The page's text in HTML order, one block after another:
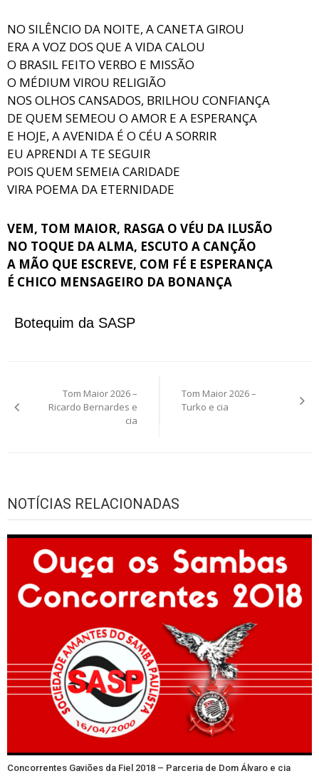
NO SILÊNCIO DA NOITE, A CANETA GIROU
ERA A VOZ DOS QUE A VIDA CALOU
O BRASIL FEITO VERBO E MISSÃO
O MÉDIUM VIROU RELIGIÃO
NOS OLHOS CANSADOS, BRILHOU CONFIANÇA
DE QUEM SEMEOU O AMOR E A ESPERANÇA
E HOJE, A AVENIDA É O CÉU A SORRIR
EU APRENDI A TE SEGUIR
POIS QUEM SEMEIA CARIDADE
VIRA POEMA DA ETERNIDADE
VEM, TOM MAIOR, RASGA O VÉU DA ILUSÃO
NO TOQUE DA ALMA, ESCUTO A CANÇÃO
A MÃO QUE ESCREVE, COM FÉ E ESPERANÇA
É CHICO MENSAGEIRO DA BONANÇA
Botequim da SASP
de
Tom Maior 2026 –
Ricardo Bernardes e
cia
Tom Maior 2026 –
Turko e cia
NOTÍCIAS RELACIONADAS
Concorrentes Gaviões da Fiel 2018 – Parceria de Dom Álvaro e cia